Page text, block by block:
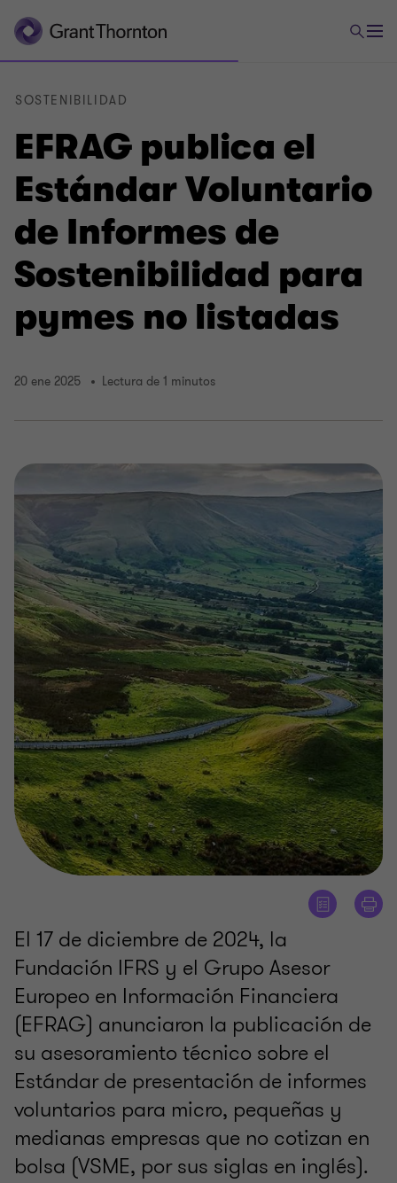
EFRAG publica el
Estándar Voluntario
de Informes de
Sostenibilidad para
pymes no listadas
SOSTENIBILIDAD
20 ene 2025 Lectura de 1 minutos
El 17 de diciembre de 2024, la
Fundación IFRS y el Grupo Asesor
Europeo en Información Financiera
(EFRAG) anunciaron la publicación de
su asesoramiento técnico sobre el
Estándar de presentación de informes
voluntarios para micro, pequeñas y
medianas empresas que no cotizan en
bolsa (VSME, por sus siglas en inglés).